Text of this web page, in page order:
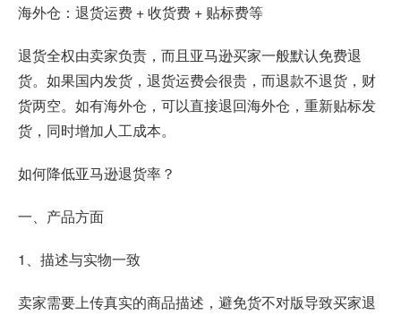
海外仓：退货运费 + 收货费 + 贴标费等
退货全权由卖家负责，而且亚马逊买家一般默认免费退
货。如果国内发货，退货运费会很贵，而退款不退货，财
货两空。如有海外仓，可以直接退回海外仓，重新贴标发
货，同时增加人工成本。
如何降低亚马逊退货率？
一、产品方面
1、描述与实物一致
卖家需要上传真实的商品描述，避免货不对版导致买家退